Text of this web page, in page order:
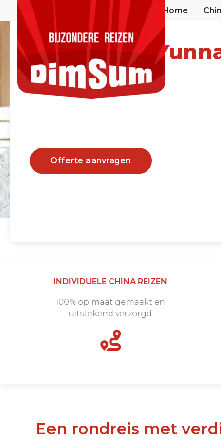
Home
Zuid China
Vanaf €1845
Offerte aanvragen
INDIVIDUELE CHINA REIZEN
100% op maat gemaakt en
uitstekend verzorgd
Een rondreis met verdieping van